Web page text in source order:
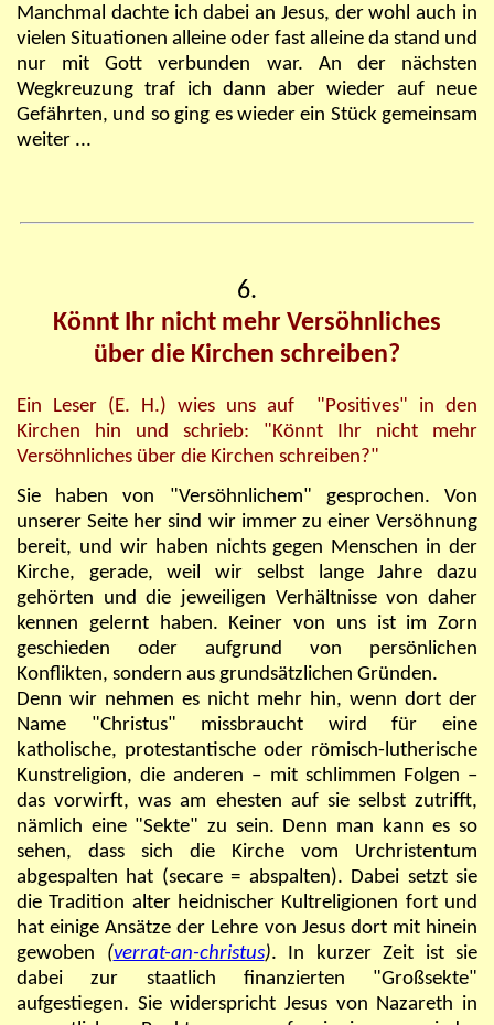
Manchmal dachte ich dabei an Jesus, der wohl auch in
vielen Situationen alleine oder fast alleine da stand und
nur mit Gott verbunden war. An der nächsten
Wegkreuzung traf ich dann aber wieder auf neue
Gefährten, und so ging es wieder ein Stück gemeinsam
weiter ...
6.
Könnt Ihr nicht mehr Versöhnliches
über die Kirchen schreiben?
Ein Leser (E. H.) wies uns auf "Positives" in den
Kirchen hin und schrieb: "Könnt Ihr nicht mehr
Versöhnliches über die Kirchen schreiben?"
Sie haben von "Versöhnlichem" gesprochen. Von
unserer Seite her sind wir immer zu einer Versöhnung
bereit, und wir haben nichts gegen Menschen in der
Kirche, gerade, weil wir selbst lange Jahre dazu
gehörten und die jeweiligen Verhältnisse von daher
kennen gelernt haben. Keiner von uns ist im Zorn
geschieden oder aufgrund von persönlichen
Konflikten, sondern aus grundsätzlichen Gründen.
Denn wir nehmen es nicht mehr hin, wenn dort der
Name "Christus" missbraucht wird für eine
katholische, protestantische oder römisch-lutherische
Kunstreligion, die anderen – mit schlimmen Folgen –
das vorwirft, was am ehesten auf sie selbst zutrifft,
nämlich eine "Sekte" zu sein. Denn man kann es so
sehen, dass sich die Kirche vom Urchristentum
abgespalten hat (secare = abspalten). Dabei setzt sie
die Tradition alter heidnischer Kultreligionen fort und
hat einige Ansätze der Lehre von Jesus dort mit hinein
gewoben (verrat-an-christus). In kurzer Zeit ist sie
dabei zur staatlich finanzierten "Großsekte"
aufgestiegen. Sie widerspricht Jesus von Nazareth in